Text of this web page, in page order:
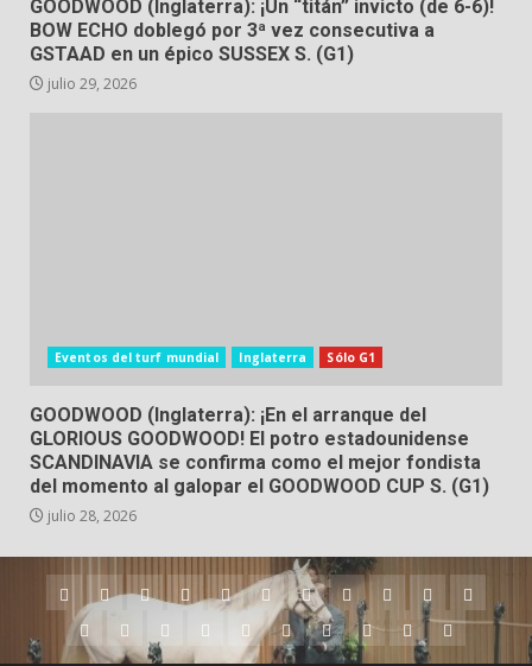
GOODWOOD (Inglaterra): ¡Un “titán” invicto (de 6-6)!
BOW ECHO doblegó por 3ª vez consecutiva a
GSTAAD en un épico SUSSEX S. (G1)
julio 29, 2026
Eventos del turf mundial Inglaterra Sólo G1
GOODWOOD (Inglaterra): ¡En el arranque del
GLORIOUS GOODWOOD! El potro estadounidense
SCANDINAVIA se confirma como el mejor fondista
del momento al galopar el GOODWOOD CUP S. (G1)
julio 28, 2026
Argentina
AustraliaBrasilChileDubaiEstados
Unidos
Hong
Kong
Inglaterra
IrlandaJapónNueva
Zelanda
PanamáPerú
Puerto
Rico
QatarSingapurSuráfrica
UruguayVenezuelaHipódromos
(Dubai)